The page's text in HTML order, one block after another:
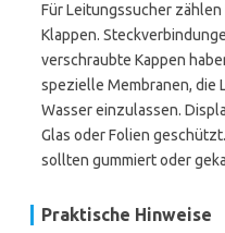
Für Leitungssucher
Klappen.
verschraubte Kappen
spezielle Membranen, die
Wasser einzulassen.
Glas oder Folien
sollten gummiert oder
Praktische Hinweise